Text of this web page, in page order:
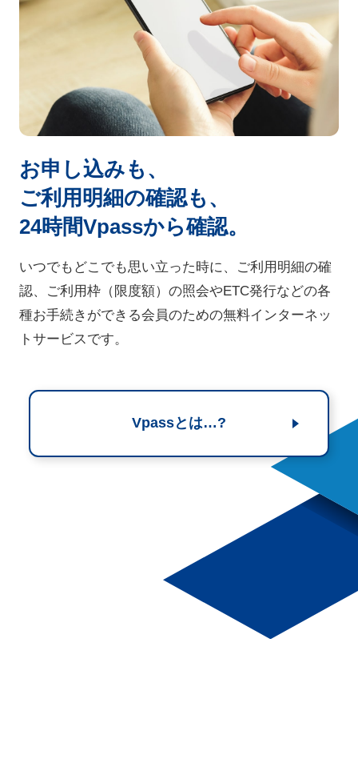
お申し込みも、
ご利用明細の確認も、
24時間Vpassから確認。
いつでもどこでも思い立った時に、ご利用明細の確
認、
ご利用枠（限度額）の照会やETC発行などの各
種お手続き ができる会員のための無料インターネッ
トサービスです。
Vpassとは…?